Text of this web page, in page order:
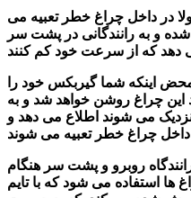
در داخل چراغ خطر تعبیه می
و به رانندگانی در پشت سر
اینکه شما گیربکس خود را
این چراغ روشن خواهد شد و به
می شوند اطلاع می دهد و
داخل چراغ خطر تعبیه می شوند
روبرو و پشت سر هنگام
استفاده می شود که با تایم